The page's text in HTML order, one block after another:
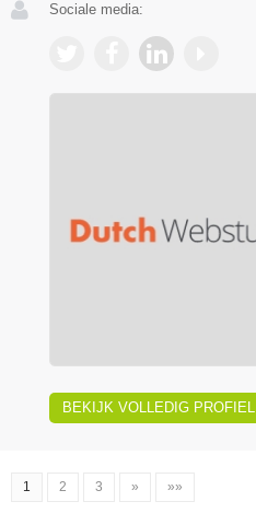
Sociale media:
BEKIJK VOLLEDIG PROFIEL
1 2 3 » »»